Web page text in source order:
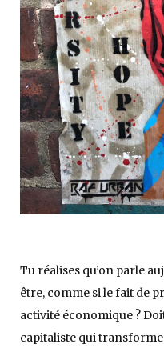
Tu réalises qu’on parle
être, comme si le fait de
activité économique ?
capitaliste qui